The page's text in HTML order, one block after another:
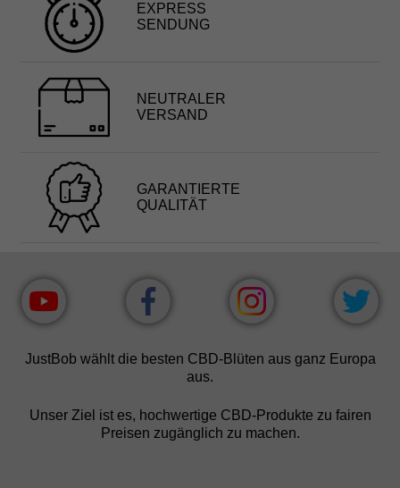
EXPRESS
SENDUNG
NEUTRALER
VERSAND
GARANTIERTE
QUALITÄT
JustBob wählt die besten CBD-Blüten aus ganz Europa
aus.
Unser Ziel ist es, hochwertige CBD-Produkte zu fairen
Preisen zugänglich zu machen.